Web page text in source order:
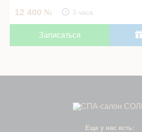
12 400 3 часа
Записаться
Еще у нас есть: